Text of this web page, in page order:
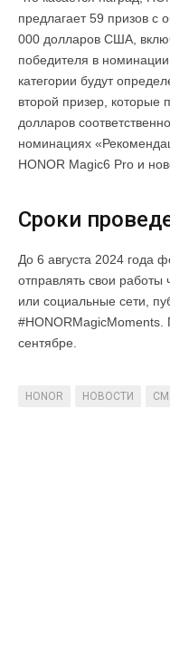
предлагает 59 призов
000 долларов США,
победителя в
категории будут
второй призер, которые
долларов
номинациях
HONOR Magic6 Pro и
Сроки
До 6 августа 2024 года
отправлять свои работы
или социальные сети,
#HONORMagicMoments.
сентябре.
HONOR НОВОСТИ